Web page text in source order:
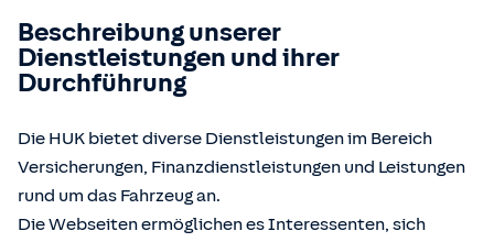
Beschreibung unserer
Dienstleistungen und ihrer
Durchführung
Die HUK bietet diverse Dienstleistungen im Bereich
Versicherungen, Finanzdienstleistungen und Leistungen
rund um das Fahrzeug an.
Die Webseiten ermöglichen es Interessenten, sich